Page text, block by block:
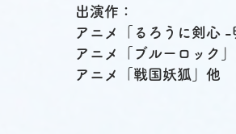
出演作：
アニメ「るろうに剣心
アニメ「ブルーロック」
アニメ「戦国妖狐」他